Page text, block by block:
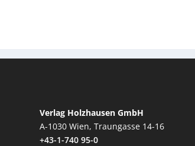
Verlag Holzhausen GmbH
A-1030 Wien, Traungasse 14-16
+43-1-740 95-0